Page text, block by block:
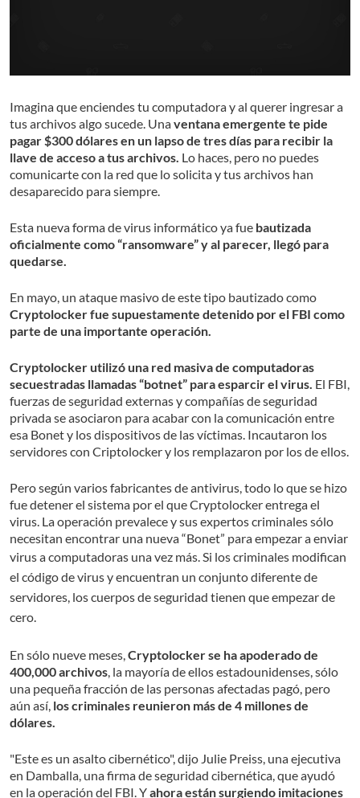
Imagina que enciendes tu computadora y al querer ingresar a
tus archivos algo sucede. Unaventana emergente te pide
pagar $300 dólares en un lapso de tres días para recibir la
llave de acceso a tus archivos. Lo haces, pero no puedes
comunicarte con la red que lo solicita y tus archivos han
desaparecido para siempre.
Esta nueva forma de virus informático ya fue bautizada
oficialmente como “ransomware” y al parecer, llegó para
quedarse.
En mayo, un ataque masivo de este tipo bautizado como
Cryptolocker fue supuestamente detenido por el FBI como
parte de una importante operación.
Cryptolocker utilizó una red masiva de computadoras
secuestradas llamadas “botnet” para esparcir el virus. El FBI,
fuerzas de seguridad externas y compañías de seguridad
privada se asociaron para acabar con la comunicación entre
esa Bonet y los dispositivos de las víctimas. Incautaron los
servidores con Criptolocker y los remplazaron por los de ellos.
Pero según varios fabricantes de antivirus, todo lo que se hizo
fue detener el sistema por el que Cryptolocker entrega el
virus. La operación prevalece y sus expertos criminales sólo
necesitan encontrar una nueva “Bonet” para empezar a enviar
virus a computadoras una vez más.Si los criminales modifican
el código de virus y encuentran un conjunto diferente de
servidores, los cuerpos de seguridad tienen que empezar de
cero.
En sólo nueve meses,Cryptolocker se ha apoderado de
400,000 archivos, la mayoría de ellos estadounidenses, sólo
una pequeña fracción de las personas afectadas pagó, pero
aún así, los criminales reunieron más de 4 millones de
dólares.
"Este es un asalto cibernético", dijo Julie Preiss, una ejecutiva
en Damballa, una firma de seguridad cibernética, que ayudó
en la operación del FBI. Yahora están surgiendo imitaciones